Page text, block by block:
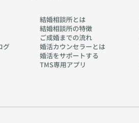
グ
結婚相談所とは
結婚相談所の特徴
ご成婚までの流れ
婚活カウンセラーとは
婚活をサポートする
TMS専用アプリ